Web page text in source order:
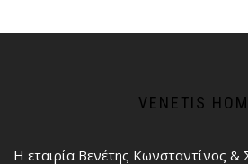
VENETIS
Η εταιρία Βενέτης Κωνσταντίνος &